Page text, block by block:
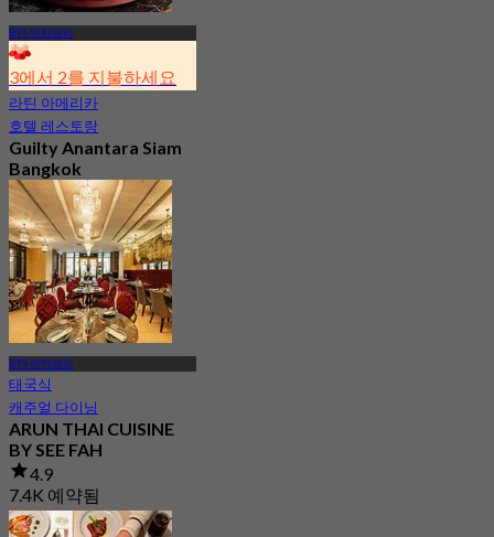
BTS 랏차담리
3에서 2를 지불하세요
라틴 아메리카
호텔 레스토랑
Guilty Anantara Siam
Bangkok
4.8
2.5K 예약됨
에서฿ 650
BTS 랏차담리
태국식
캐주얼 다이닝
ARUN THAI CUISINE
BY SEE FAH
4.9
7.4K 예약됨
에서฿ 500